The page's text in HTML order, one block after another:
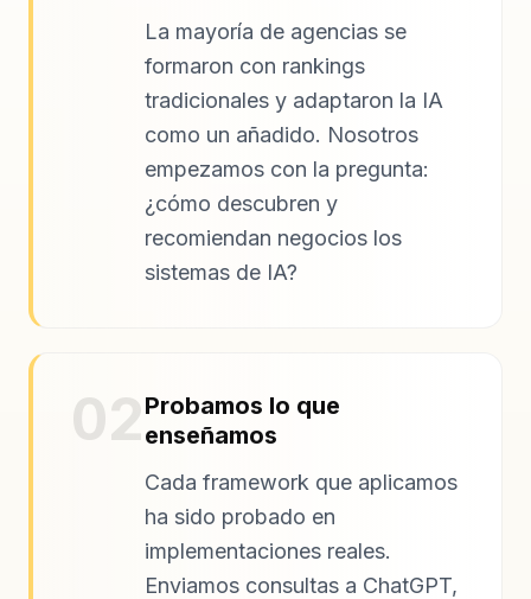
La mayoría de agencias se
formaron con rankings
tradicionales y adaptaron la IA
como un añadido. Nosotros
empezamos con la pregunta:
¿cómo descubren y
recomiendan negocios los
sistemas de IA?
02Probamos lo que
enseñamos
Cada framework que aplicamos
ha sido probado en
implementaciones reales.
Enviamos consultas a ChatGPT,